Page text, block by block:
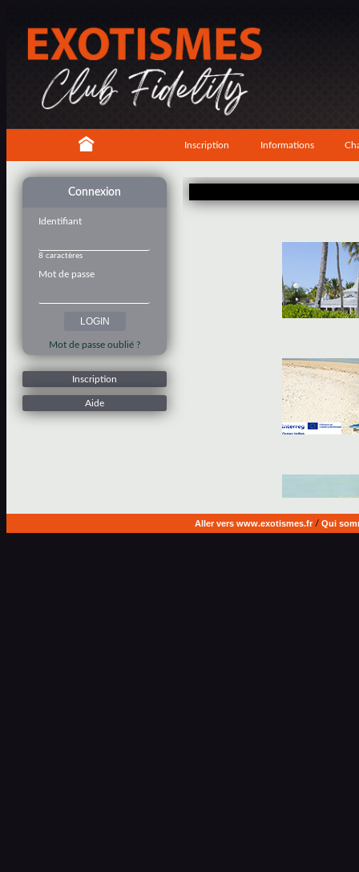
Inscription Informations
Connexion
Identifiant
8 caractères
Mot de passe
Mot de passe oublié ?
Inscription
Aide
Aller vers www.exotismes.fr/ Qui